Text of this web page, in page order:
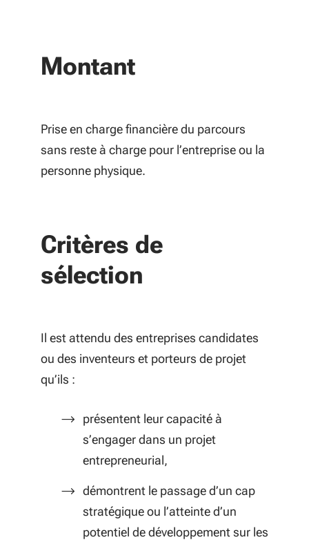
Montant
Prise en charge financière du parcours
sans reste à charge pour l’entreprise ou la
personne physique.
Critères de
sélection
Il est attendu des entreprises candidates
ou des inventeurs et porteurs de projet
qu’ils :
présentent leur capacité à
s’engager dans un projet
entrepreneurial,
démontrent le passage d’un cap
stratégique ou l’atteinte d’un
potentiel de développement sur les